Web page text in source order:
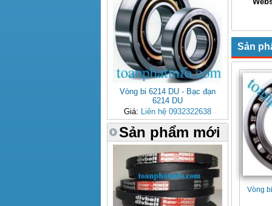
Vòng bi 6214 DU - Bạc đạn
6214 DU
Giá: Liên hệ 0932322638
Sản phẩm mới
Sản
Vòng